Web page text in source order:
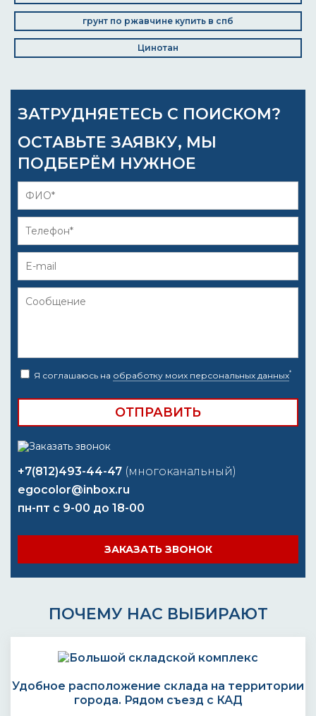
грунт по ржавчине купить в спб
Цинотан
ЗАТРУДНЯЕТЕСЬ С ПОИСКОМ?
ОСТАВЬТЕ ЗАЯВКУ, МЫ
ПОДБЕРЁМ НУЖНОЕ
Я соглашаюсь на обработку моих персональных данных*
+7(812)493-44-47 (многоканальный)
egocolor@inbox.ru
пн-пт с 9-00 до 18-00
ЗАКАЗАТЬ ЗВОНОК
ПОЧЕМУ НАС ВЫБИРАЮТ
Удобное расположение склада на территории
города. Рядом съезд с КАД